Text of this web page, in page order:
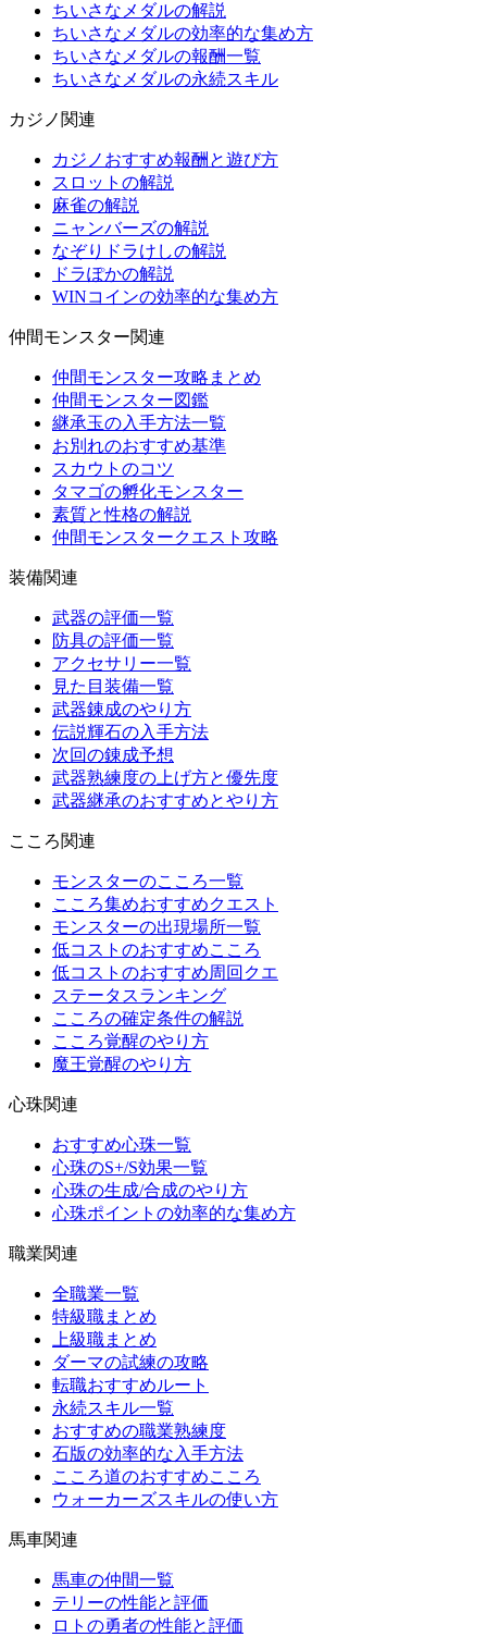
ちいさなメダルの解説
ちいさなメダルの効率的な集め方
ちいさなメダルの報酬一覧
ちいさなメダルの永続スキル
カジノ関連
カジノおすすめ報酬と遊び方
スロットの解説
麻雀の解説
ニャンバーズの解説
なぞりドラけしの解説
ドラぽかの解説
WINコインの効率的な集め方
仲間モンスター関連
仲間モンスター攻略まとめ
仲間モンスター図鑑
継承玉の入手方法一覧
お別れのおすすめ基準
スカウトのコツ
タマゴの孵化モンスター
素質と性格の解説
仲間モンスタークエスト攻略
装備関連
武器の評価一覧
防具の評価一覧
アクセサリー一覧
見た目装備一覧
武器錬成のやり方
伝説輝石の入手方法
次回の錬成予想
武器熟練度の上げ方と優先度
武器継承のおすすめとやり方
こころ関連
モンスターのこころ一覧
こころ集めおすすめクエスト
モンスターの出現場所一覧
低コストのおすすめこころ
低コストのおすすめ周回クエ
ステータスランキング
こころの確定条件の解説
こころ覚醒のやり方
魔王覚醒のやり方
心珠関連
おすすめ心珠一覧
心珠のS+/S効果一覧
心珠の生成/合成のやり方
心珠ポイントの効率的な集め方
職業関連
全職業一覧
特級職まとめ
上級職まとめ
ダーマの試練の攻略
転職おすすめルート
永続スキル一覧
おすすめの職業熟練度
石版の効率的な入手方法
こころ道のおすすめこころ
ウォーカーズスキルの使い方
馬車関連
馬車の仲間一覧
テリーの性能と評価
ロトの勇者の性能と評価